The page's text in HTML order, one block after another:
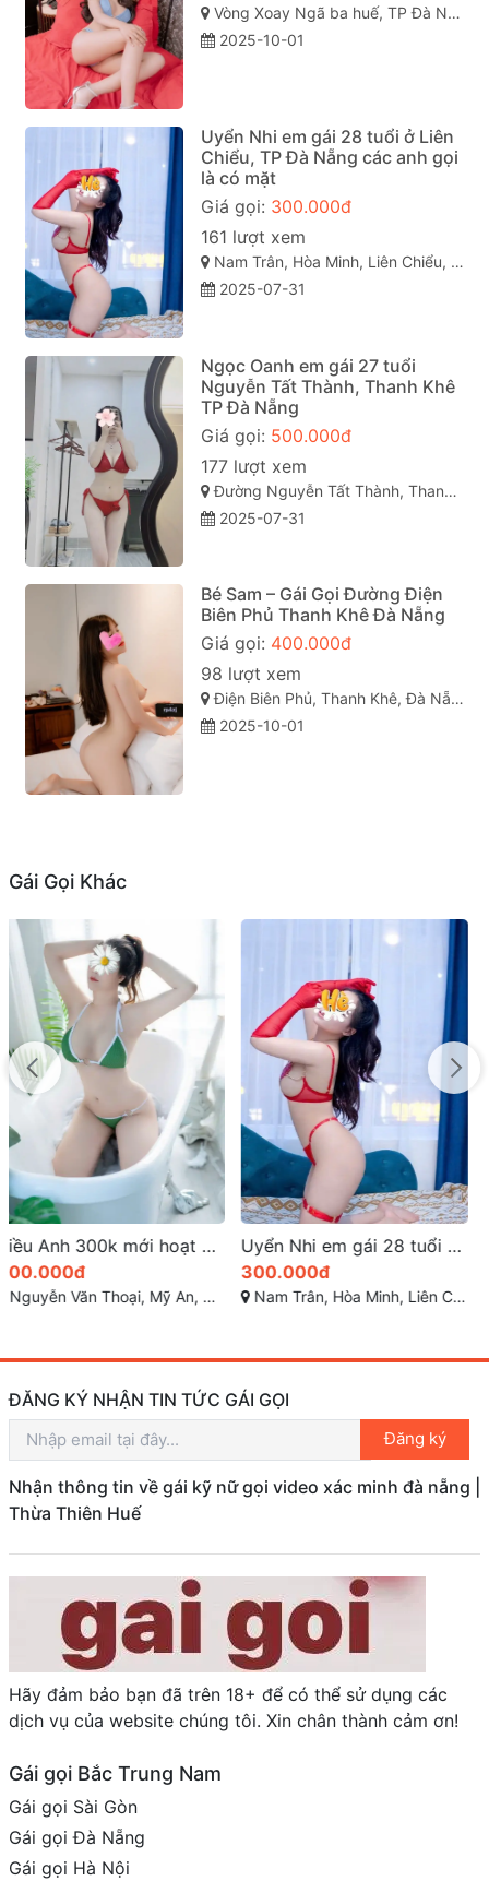
Vòng Xoay Ngã ba huế, TP Đà Nẵng
2025-10-01
Uyển Nhi em gái 28 tuổi ở Liên
Chiểu, TP Đà Nẵng các anh gọi
là có mặt
Giá gọi: 300.000đ
161 lượt xem
Nam Trân, Hòa Minh, Liên Chiểu, Đà Nẵng, Việt Nam
2025-07-31
Ngọc Oanh em gái 27 tuổi
Nguyễn Tất Thành, Thanh Khê
TP Đà Nẵng
Giá gọi: 500.000đ
177 lượt xem
Đường Nguyễn Tất Thành, Thanh Khê, Hải Châu, Đà Nẵng
2025-07-31
Bé Sam – Gái Gọi Đường Điện
Biên Phủ Thanh Khê Đà Nẵng
Giá gọi: 400.000đ
98 lượt xem
Điện Biên Phủ, Thanh Khê, Đà Nẵng
2025-10-01
Gái Gọi Khác
300.000đ
Nam Trân, Hòa Minh, Liên Chiểu, Đà Nẵng, Việt Nam
400.000đ
Nguyễn Viết Xuân, Hoà Minh,Bến Xe Liên Chiểu, Đà Nẵng
ĐĂNG KÝ NHẬN TIN TỨC GÁI GỌI
Đăng ký
Nhận thông tin về gái kỹ nữ gọi video xác minh đà nẵng |
Thừa Thiên Huế
Hãy đảm bảo bạn đã trên 18+ để có thể sử dụng các
dịch vụ của website chúng tôi. Xin chân thành cảm ơn!
Gái gọi Bắc Trung Nam
Gái gọi Sài Gòn
Gái gọi Đà Nẵng
Gái gọi Hà Nội